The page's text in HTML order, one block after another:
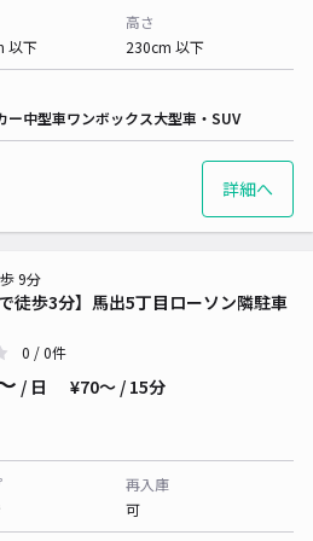
以下
高さ
230cm 以下
ー中型車ワンボックス大型車・SUV
詳細へ
で徒歩3分】馬出5丁目ローソン隣駐車
9分
0 / 0件
/ 日 ¥70〜 / 15分
再入庫
可